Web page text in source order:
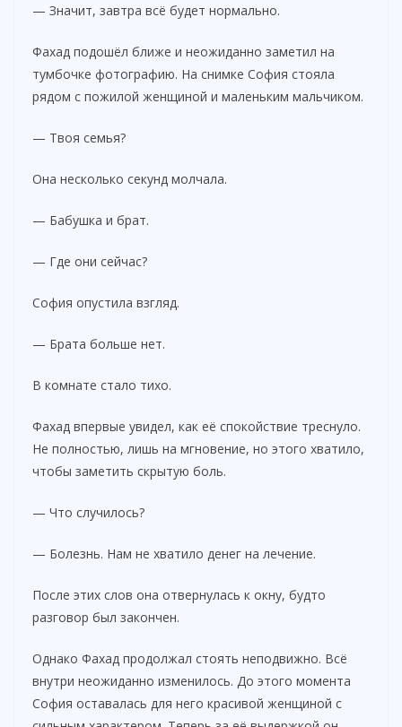
— Значит, завтра всё будет нормально.
Фахад подошёл ближе и неожиданно заметил на
тумбочке фотографию. На снимке София стояла
рядом с пожилой женщиной и маленьким мальчиком.
— Твоя семья?
Она несколько секунд молчала.
— Бабушка и брат.
— Где они сейчас?
София опустила взгляд.
— Брата больше нет.
В комнате стало тихо.
Фахад впервые увидел, как её спокойствие треснуло.
Не полностью, лишь на мгновение, но этого хватило,
чтобы заметить скрытую боль.
— Что случилось?
— Болезнь. Нам не хватило денег на лечение.
После этих слов она отвернулась к окну, будто
разговор был закончен.
Однако Фахад продолжал стоять неподвижно. Всё
внутри неожиданно изменилось. До этого момента
София оставалась для него красивой женщиной с